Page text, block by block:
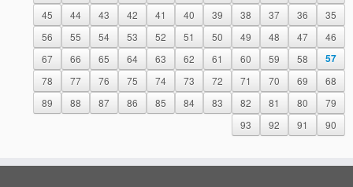
35
36
37
38
39
40
41
42
43
44
45
46
47
48
49
50
51
52
53
54
55
56
57
58
59
60
61
62
63
64
65
66
67
68
69
70
71
72
73
74
75
76
77
78
79
80
81
82
83
84
85
86
87
88
89
90
91
92
93